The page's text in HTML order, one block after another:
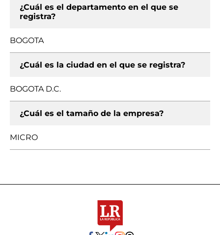
¿Cuál es el departamento en el que se
registra?
BOGOTA
¿Cuál es la ciudad en el que se registra?
BOGOTA D.C.
¿Cuál es el tamaño de la empresa?
MICRO